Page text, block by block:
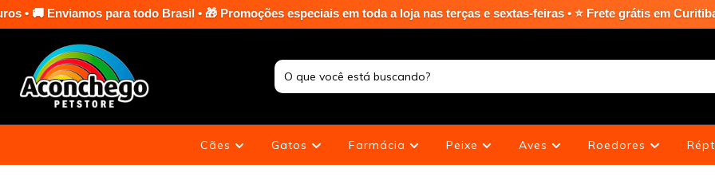
para todo Brasil • 🎁 Promoções especiais em toda a loja nas terças e sextas-feiras • ⭐ Frete grátis em Curitiba
Cães Gatos Farmácia Peixe Aves Roedores